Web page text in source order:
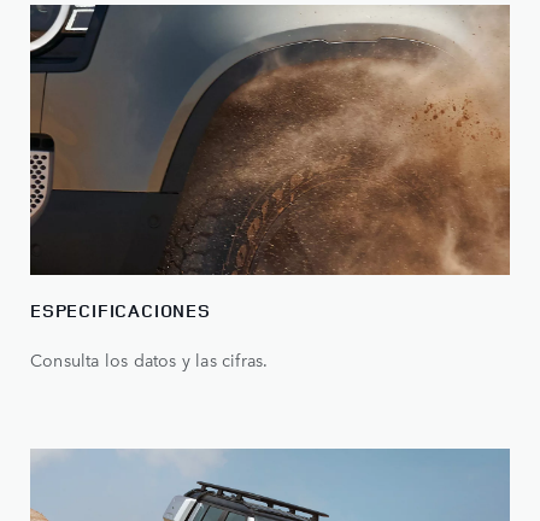
ESPECIFICACIONES
Consulta los datos y las cifras.